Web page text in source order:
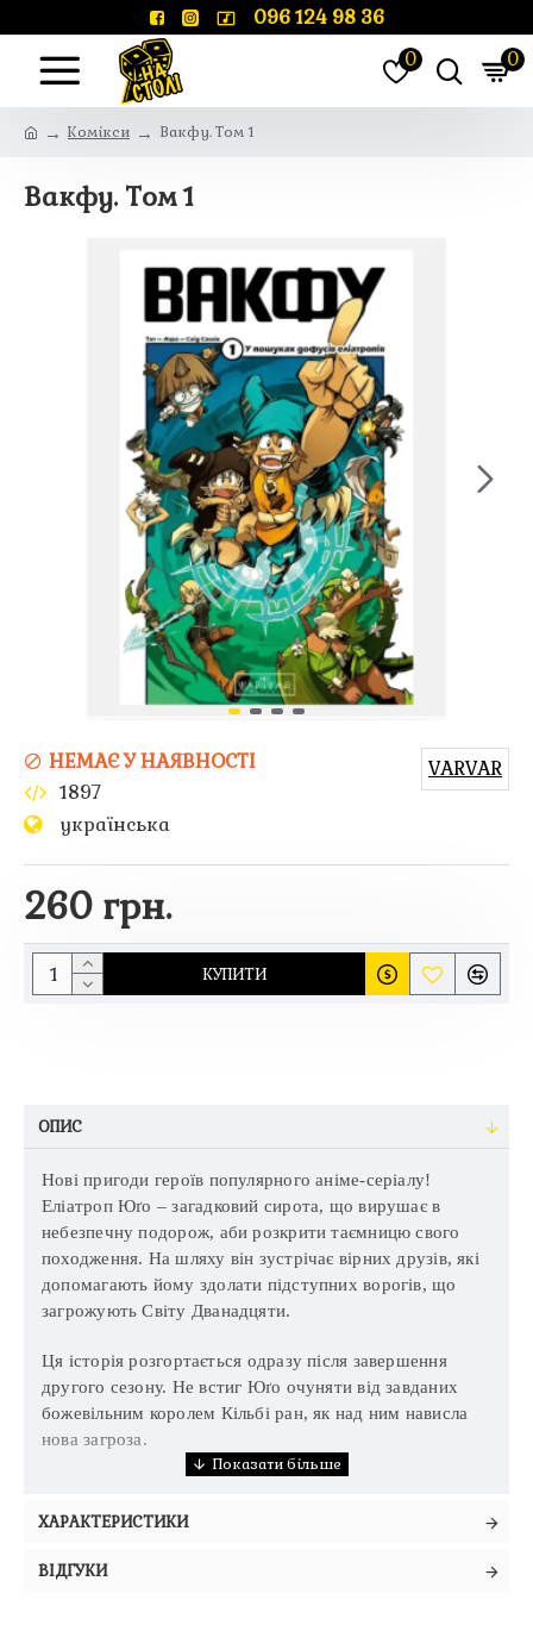
096 124 98 36
0 0
Комікси Вакфу. Том 1
Вакфу. Том 1
260 грн.
НЕМАЄ У НАЯВНОСТІ
1897
українська
VARVAR
КУПИТИ
ОПИС
Нові пригоди героїв популярного аніме-серіалу!
Еліатроп Юґо – загадковий сирота, що вирушає в
небезпечну подорож, аби розкрити таємницю свого
походження. На шляху він зустрічає вірних друзів, які
допомагають йому здолати підступних ворогів, що
загрожують Світу Дванадцяти.
Ця історія розгортається одразу після завершення
другого сезону. Не встиг Юґо очуняти від завданих
божевільним королем Кільбі ран, як над ним нависла
нова загроза.
ХАРАКТЕРИСТИКИ
ВІДГУКИ